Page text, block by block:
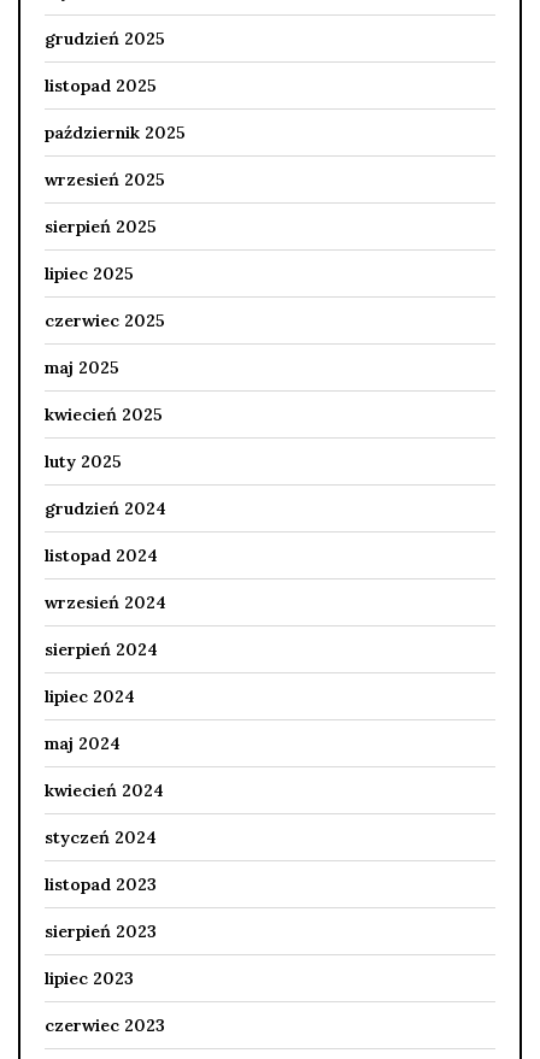
grudzień 2025
listopad 2025
październik 2025
wrzesień 2025
sierpień 2025
lipiec 2025
czerwiec 2025
maj 2025
kwiecień 2025
luty 2025
grudzień 2024
listopad 2024
wrzesień 2024
sierpień 2024
lipiec 2024
maj 2024
kwiecień 2024
styczeń 2024
listopad 2023
sierpień 2023
lipiec 2023
czerwiec 2023